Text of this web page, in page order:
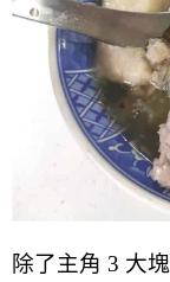
除了主角 3 大